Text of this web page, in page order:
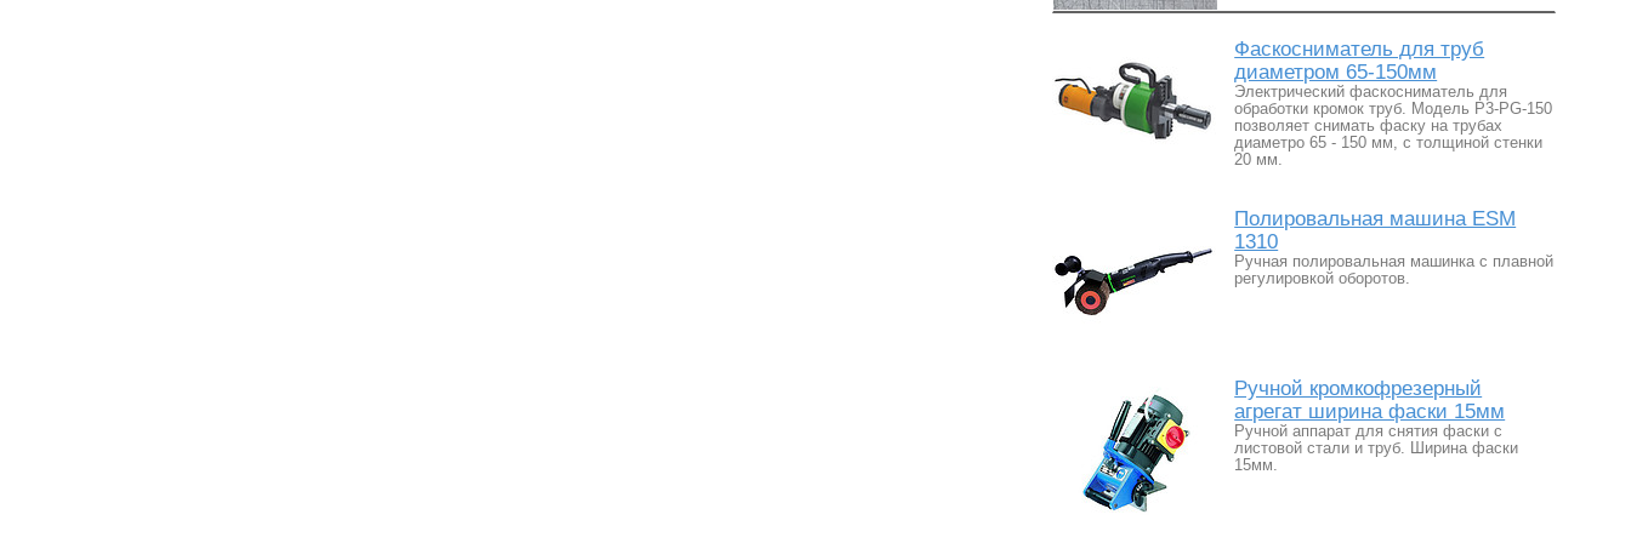
Фаскосниматель для труб
диаметром 65-150мм
Электрический фаскосниматель для
обработки кромок труб. Модель P3-PG-150
позволяет снимать фаску на трубах
диаметро 65 - 150 мм, с толщиной стенки
20 мм.
Полировальная машина ESM
1310
Ручная полировальная машинка с плавной
регулировкой оборотов.
Ручной кромкофрезерный
агрегат ширина фаски 15мм
Ручной аппарат для снятия фаски с
листовой стали и труб. Ширина фаски
15мм.